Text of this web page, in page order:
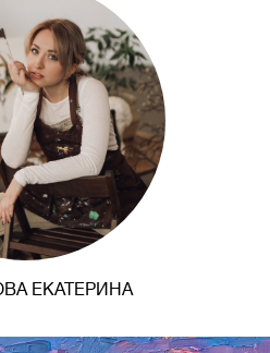
ЕКАТЕРИНА